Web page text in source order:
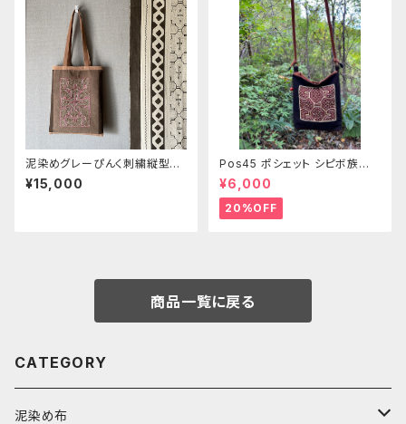
泥染めグレーぴんく刺繍縦型シ
ョルダー 30x39cm シピボ族
の泥染め 先住民族 民藝
¥15,000
Pos45 ポシェット シピボ族の
泥染め刺繍のショルダー
¥6,000
20%OFF
商品一覧に戻る
CATEGORY
泥染め布